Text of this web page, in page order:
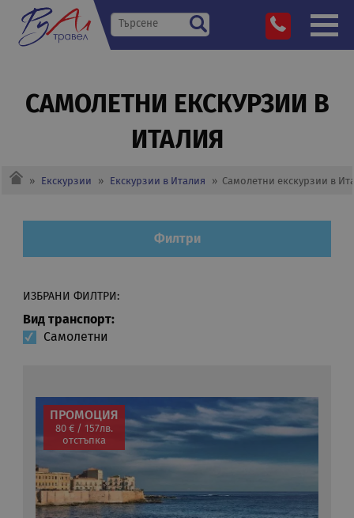
САМОЛЕТНИ EКСКУРЗИИ В
ИТАЛИЯ
» Екскурзии » Екскурзии в Италия » Самолетни eкскурзии в
Филтри
ИЗБРАНИ ФИЛТРИ:
Вид транспорт:
Самолетни
ПРОМОЦИЯ
80 € / 157лв.
отстъпка